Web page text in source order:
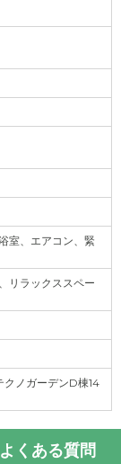
室、エアコン、緊
リラックススペー
クノガーデンD棟14
くある質問